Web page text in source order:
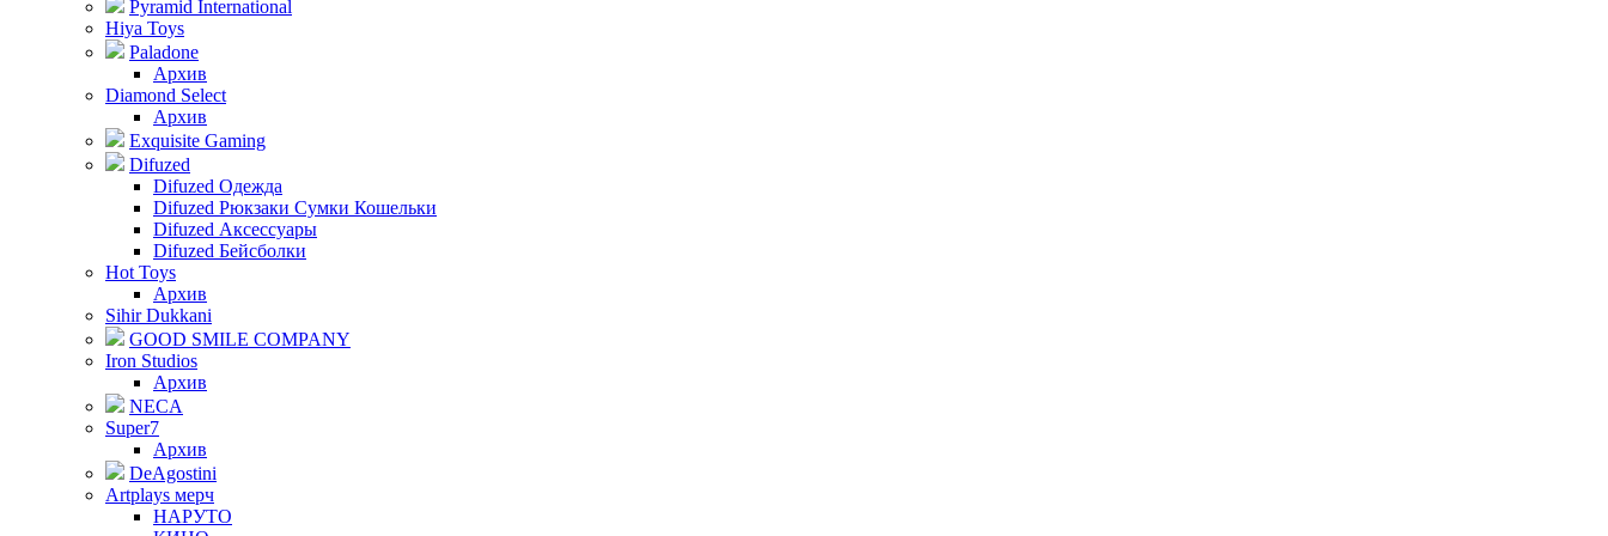
Pyramid International
Hiya Toys
Paladone
Архив
Diamond Select
Архив
Exquisite Gaming
Difuzed
Difuzed Одежда
Difuzed Рюкзаки Сумки Кошельки
Difuzed Аксессуары
Difuzed Бейсболки
Hot Toys
Архив
Sihir Dukkani
GOOD SMILE COMPANY
Iron Studios
Архив
NECA
Super7
Архив
DeAgostini
Artplays мерч
НАРУТО